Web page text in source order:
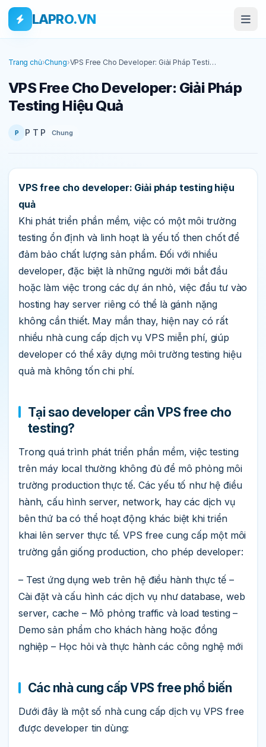
Skip to main content
Bỏ qua tới nội dung
LAPRO.VN
Trang chủ›Chung›VPS Free Cho Developer: Giải Pháp Testing
VPS Free Cho Developer: Giải Pháp
Testing Hiệu Quả
P P T P Chung
VPS free cho developer: Giải pháp testing hiệu
quả
Khi phát triển phần mềm, việc có một môi trường
testing ổn định và linh hoạt là yếu tố then chốt để
đảm bảo chất lượng sản phẩm. Đối với nhiều
developer, đặc biệt là những người mới bắt đầu
hoặc làm việc trong các dự án nhỏ, việc đầu tư vào
hosting hay server riêng có thể là gánh nặng
không cần thiết. May mắn thay, hiện nay có rất
nhiều nhà cung cấp dịch vụ VPS miễn phí, giúp
developer có thể xây dựng môi trường testing hiệu
quả mà không tốn chi phí.
Tại sao developer cần VPS free cho
testing?
Trong quá trình phát triển phần mềm, việc testing
trên máy local thường không đủ để mô phỏng môi
trường production thực tế. Các yếu tố như hệ điều
hành, cấu hình server, network, hay các dịch vụ
bên thứ ba có thể hoạt động khác biệt khi triển
khai lên server thực tế. VPS free cung cấp một môi
trường gần giống production, cho phép developer:
– Test ứng dụng web trên hệ điều hành thực tế –
Cài đặt và cấu hình các dịch vụ như database, web
server, cache – Mô phỏng traffic và load testing –
Demo sản phẩm cho khách hàng hoặc đồng
nghiệp – Học hỏi và thực hành các công nghệ mới
Các nhà cung cấp VPS free phổ biến
Dưới đây là một số nhà cung cấp dịch vụ VPS free
được developer tin dùng: